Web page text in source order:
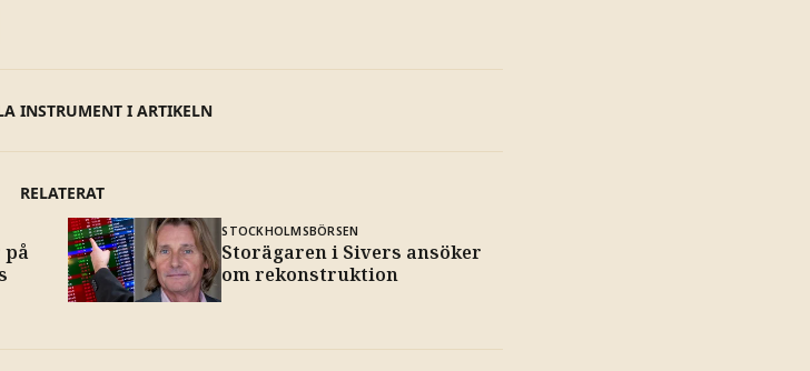
INSTRUMENT I ARTIKELN
RELATERAT
på
STOCKHOLMSBÖRSEN
Storägaren i Sivers ansöker
om rekonstruktion